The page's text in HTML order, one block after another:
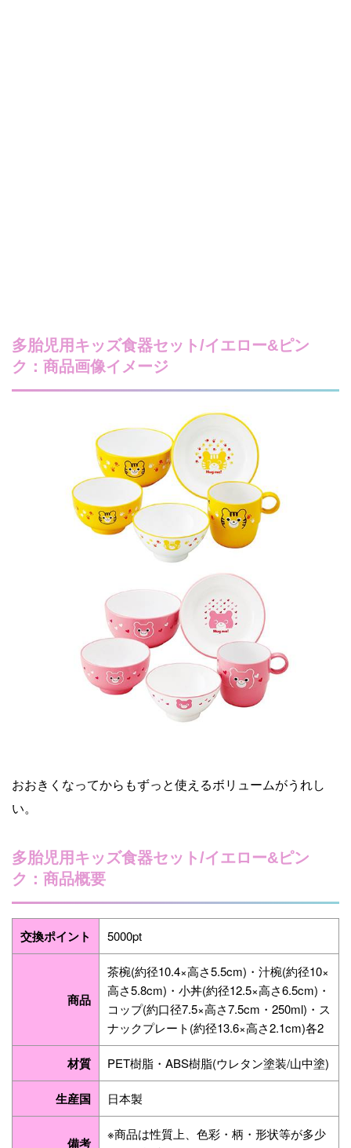
多胎児用キッズ食器セット/イエロー&ピン
ク：商品画像イメージ
おおきくなってからもずっと使えるボリュームがうれし
い。
多胎児用キッズ食器セット/イエロー&ピン
ク：商品概要
交換ポイント 5000pt
商品
茶椀(約径10.4×高さ5.5cm)・汁椀(約径10×
高さ5.8cm)・小丼(約径12.5×高さ6.5cm)・
コップ(約口径7.5×高さ7.5cm・250ml)・ス
ナックプレート(約径13.6×高さ2.1cm)各2
材質 PET樹脂・ABS樹脂(ウレタン塗装/山中塗)
生産国 日本製
備考
※商品は性質上、色彩・柄・形状等が多少